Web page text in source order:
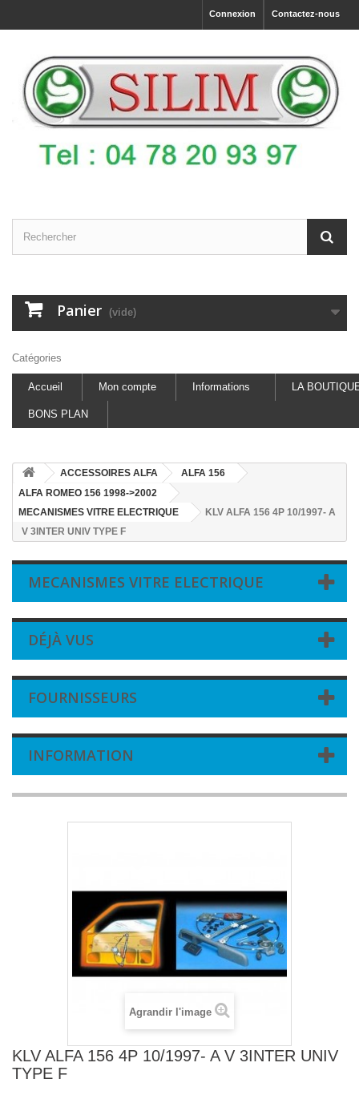
Contactez-nous
Connexion
Panier (vide)
Catégories
Accueil Mon compte Informations LA
BONS PLAN
ACCESSOIRES ALFA
ALFA 156
ALFA ROMEO 156 1998->2002
MECANISMES VITRE ELECTRIQUE
KLV ALFA 156 4P 10/1997- A
V 3INTER UNIV TYPE F
MECANISMES VITRE ELECTRIQUE
DÉJÀ VUS
FOURNISSEURS
INFORMATION
Agrandir l'image
KLV ALFA 156 4P 10/1997- A V 3INTER UNIV
TYPE F